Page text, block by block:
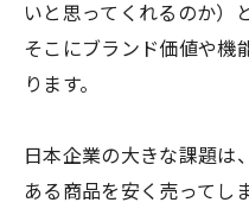
いと思ってくれるのか）
そこにブランド価値や機
ります。
日本企業の大きな課題は
ある商品を安く売ってし